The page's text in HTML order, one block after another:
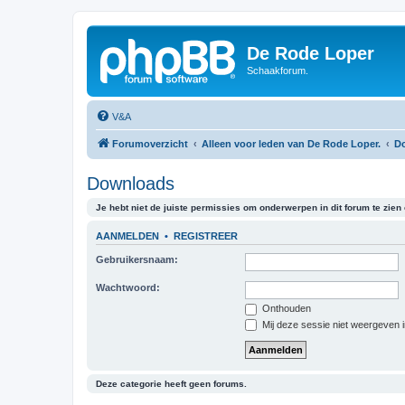
De Rode Loper
Schaakforum.
V&A
Forumoverzicht Alleen voor leden van De Rode Loper.
Downloads
Je hebt niet de juiste permissies om onderwerpen in dit forum te zien
AANMELDEN • REGISTREER
Gebruikersnaam:
Wachtwoord:
Onthouden
Mij deze sessie niet weergeven
Deze categorie heeft geen forums.